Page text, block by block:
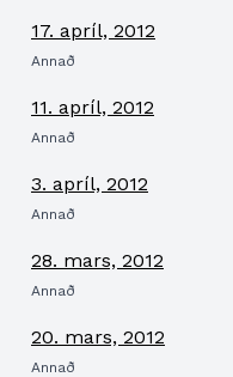
17. apríl, 2012
Annað
11. apríl, 2012
Annað
3. apríl, 2012
Annað
28. mars, 2012
Annað
20. mars, 2012
Annað